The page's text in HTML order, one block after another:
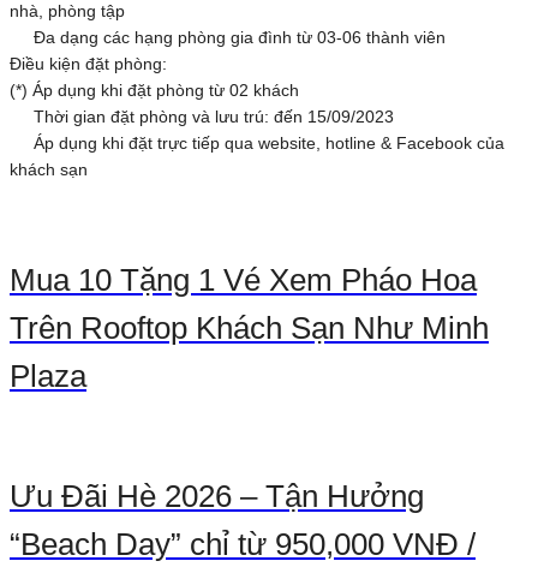
nhà, phòng tập
Đa dạng các hạng phòng gia đình từ 03-06 thành viên
Điều kiện đặt phòng:
(*) Áp dụng khi đặt phòng từ 02 khách
Thời gian đặt phòng và lưu trú: đến 15/09/2023
Áp dụng khi đặt trực tiếp qua website, hotline & Facebook của
khách sạn
Mua 10 Tặng 1 Vé Xem Pháo Hoa
Trên Rooftop Khách Sạn Như Minh
Plaza
Ưu Đãi Hè 2026 – Tận Hưởng
“Beach Day” chỉ từ 950,000 VNĐ /